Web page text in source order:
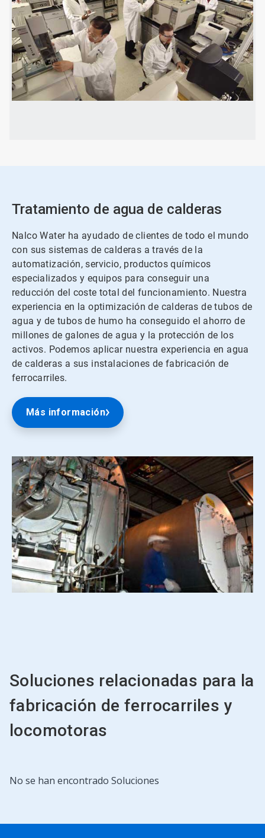
Tratamiento de agua de calderas
Nalco Water ha ayudado de clientes de todo el mundo
con sus sistemas de calderas a través de la
automatización, servicio, productos químicos
especializados y equipos para conseguir una
reducción del coste total del funcionamiento. Nuestra
experiencia en la optimización de calderas de tubos de
agua y de tubos de humo ha conseguido el ahorro de
millones de galones de agua y la protección de los
activos. Podemos aplicar nuestra experiencia en agua
de calderas a sus instalaciones de fabricación de
ferrocarriles.
Más información
Soluciones relacionadas para la
fabricación de ferrocarriles y
locomotoras
No se han encontrado Soluciones